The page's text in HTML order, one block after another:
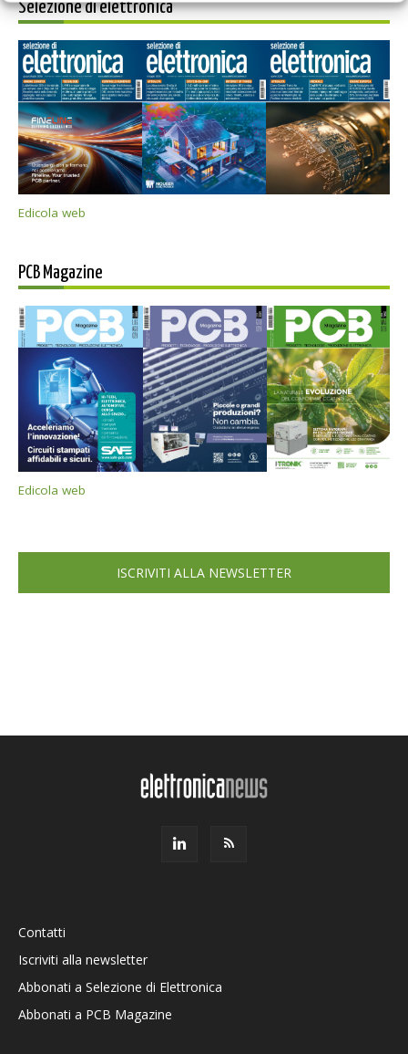
Selezione di elettronica
Edicola web
PCB Magazine
Edicola web
ISCRIVITI ALLA NEWSLETTER
Contatti
Iscriviti alla newsletter
Abbonati a Selezione di Elettronica
Abbonati a PCB Magazine